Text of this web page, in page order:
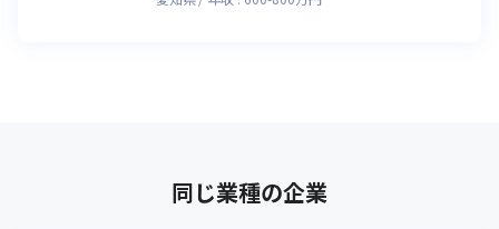
同じ業種の企業